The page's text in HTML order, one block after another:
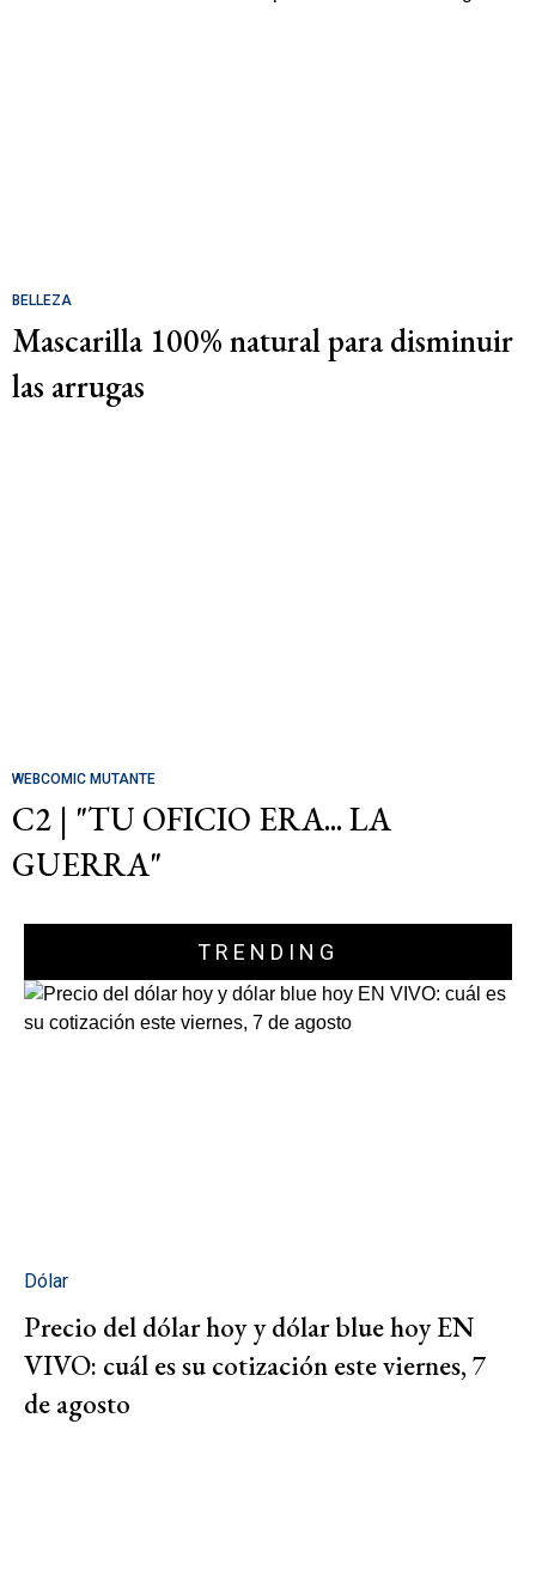
BELLEZA
Mascarilla 100% natural para disminuir
las arrugas
WEBCOMIC MUTANTE
C2 | "TU OFICIO ERA... LA
GUERRA"
TRENDING
Dólar
Precio del dólar hoy y dólar blue hoy EN
VIVO: cuál es su cotización este viernes, 7
de agosto